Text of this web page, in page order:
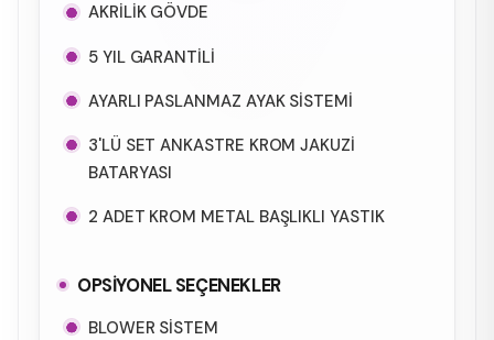
AKRİLİK GÖVDE
5 YIL GARANTİLİ
AYARLI PASLANMAZ AYAK SİSTEMİ
3'LÜ SET ANKASTRE KROM JAKUZİ
BATARYASI
2 ADET KROM METAL BAŞLIKLI YASTIK
OPSİYONEL SEÇENEKLER
BLOWER SİSTEM